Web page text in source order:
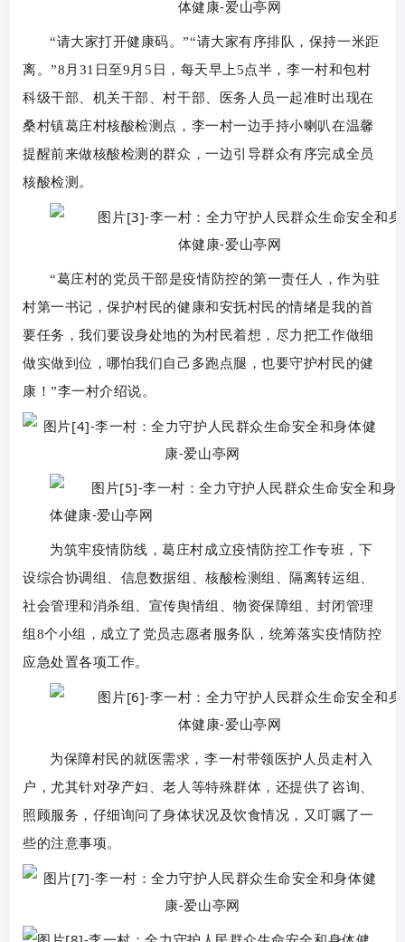
“请大家打开健康码。”“请大家有序排队，保持一米距
离。”8月31日至9月5日，每天早上5点半，李一村和包村
科级干部、机关干部、村干部、医务人员一起准时出现在
桑村镇葛庄村核酸检测点，李一村一边手持小喇叭在温馨
提醒前来做核酸检测的群众，一边引导群众有序完成全员
核酸检测。
“葛庄村的党员干部是疫情防控的第一责任人，作为驻
村第一书记，保护村民的健康和安抚村民的情绪是我的首
要任务，我们要设身处地的为村民着想，尽力把工作做细
做实做到位，哪怕我们自己多跑点腿，也要守护村民的健
康！”李一村介绍说。
为筑牢疫情防线，葛庄村成立疫情防控工作专班，下
设综合协调组、信息数据组、核酸检测组、隔离转运组、
社会管理和消杀组、宣传舆情组、物资保障组、封闭管理
组8个小组，成立了党员志愿者服务队，统筹落实疫情防控
应急处置各项工作。
为保障村民的就医需求，李一村带领医护人员走村入
户，尤其针对孕产妇、老人等特殊群体，还提供了咨询、
照顾服务，仔细询问了身体状况及饮食情况，又叮嘱了一
些的注意事项。